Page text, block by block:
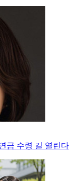
금 수령 길 열린다